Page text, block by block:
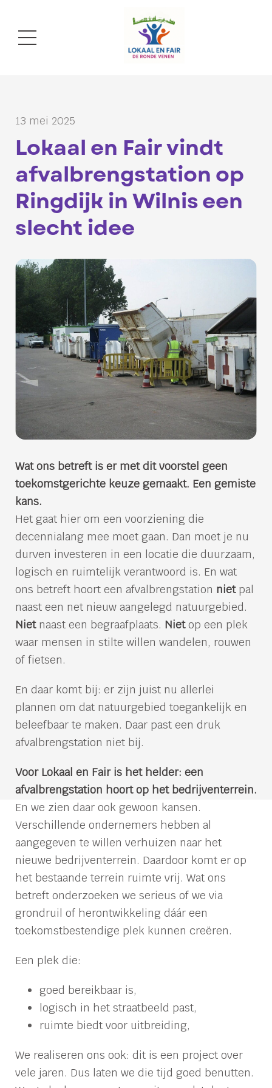
13 mei 2025
Lokaal en Fair vindt
afvalbrengstation op
Ringdijk in Wilnis een
slecht idee
Wat ons betreft is er met dit voorstel geen
toekomstgerichte keuze gemaakt. Een gemiste
kans.
Het gaat hier om een voorziening die
decennialang mee moet gaan. Dan moet je nu
durven investeren in een locatie die duurzaam,
logisch en ruimtelijk verantwoord is. En wat
ons betreft hoort een afvalbrengstation nietpal
naast een net nieuw aangelegd natuurgebied.
Nietnaast een begraafplaats. Nietop een plek
waar mensen in stilte willen wandelen, rouwen
of fietsen.
En daar komt bij: er zijn juist nu allerlei
plannen om dat natuurgebied toegankelijk en
beleefbaar te maken. Daar past een druk
afvalbrengstation niet bij.
Voor Lokaal en Fair is het helder: een
afvalbrengstation hoort op het bedrijventerrein.
En we zien daar ook gewoon kansen.
Verschillende ondernemers hebben al
aangegeven te willen verhuizen naar het
nieuwe bedrijventerrein. Daardoor komt er op
het bestaande terrein ruimte vrij. Wat ons
betreft onderzoeken we serieus of we via
grondruil of herontwikkeling dáár een
toekomstbestendige plek kunnen creëren.
Een plek die:
goed bereikbaar is,
logisch in het straatbeeld past,
ruimte biedt voor uitbreiding,
We realiseren ons ook: dit is een project over
vele jaren. Dus laten we die tijd goed benutten.